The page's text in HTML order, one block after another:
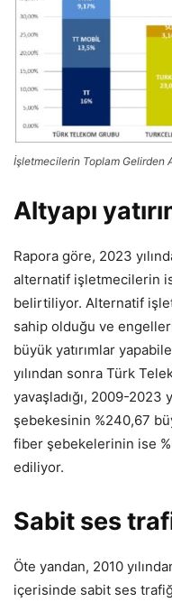
İşletmecilerin Toplam Gelirden
Altyapı
Rapora göre, 2023
alternatif işletmecilerin
belirtiliyor. Alternatif
sahip olduğu ve
büyük yatırımlar
yılından sonra Türk
yavaşladığı, 2009-2023
şebekesinin %240,67
fiber şebekelerinin ise
ediliyor.
Sabit ses
Öte yandan, 2010
içerisinde sabit ses